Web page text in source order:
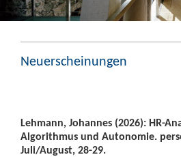
Neuerscheinungen
Lehmann, Johannes (2026): HR-
Algorithmus und Autonomie.
Juli/August, 28-29.